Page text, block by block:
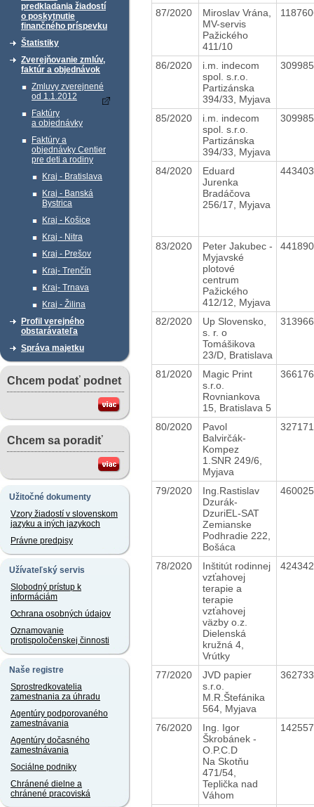
predkladania žiadostí
o poskytnutie
finančného príspevku
Štatistiky
Zverejňovanie zmlúv,
faktúr a objednávok
Zmluvy zverejnené
od 1.1.2012
Faktúry
a objednávky
Faktúry a
objednávky Centier
pre deti a rodiny
Kraj - Bratislava
Kraj - Banská
Bystrica
Kraj - Košice
Kraj - Nitra
Kraj - Prešov
Kraj- Trenčín
Kraj- Trnava
Kraj - Žilina
Profil verejného
obstarávateľa
Správa majetku
Chcem podať podnet
Chcem sa poradiť
Užitočné dokumenty
Vzory žiadostí v slovenskom
jazyku a iných jazykoch
Právne predpisy
Užívateľský servis
Slobodný prístup k
informáciám
Ochrana osobných údajov
Oznamovanie
protispoločenskej činnosti
Naše registre
Sprostredkovatelia
zamestnania za úhradu
Agentúry podporovaného
zamestnávania
Agentúry dočasného
zamestnávania
Sociálne podniky
Chránené dielne a
chránené pracoviská
87/2020
Miroslav Vrána,
MV-servis
Pažického
411/10
86/2020
i.m. indecom
spol. s.r.o.
Partizánska
394/33, Myjava
85/2020
i.m. indecom
spol. s.r.o.
Partizánska
394/33, Myjava
84/2020
Eduard
Jurenka
Bradáčova
256/17, Myjava
83/2020
Peter Jakubec -
Myjavské
plotové
centrum
Pažického
412/12, Myjava
82/2020
Up Slovensko,
s. r. o
Tomášikova
23/D, Bratislava
81/2020
Magic Print
s.r.o.
Rovniankova
15, Bratislava 5
80/2020
Pavol
Balvirčák-
Kompez
1.SNR 249/6,
Myjava
79/2020
Ing.Rastislav
Dzurák-
DzuriEL-SAT
Zemianske
Podhradie 222,
Bošáca
78/2020
Inštitút rodinnej
vzťahovej
terapie a
terapie
vzťahovej
väzby o.z.
Dielenská
kružná 4,
Vrútky
77/2020
JVD papier
s.r.o.
M.R.Štefánika
564, Myjava
76/2020
Ing. Igor
Škrobánek -
O.P.C.D
Na Skotňu
471/54,
Teplička nad
Váhom